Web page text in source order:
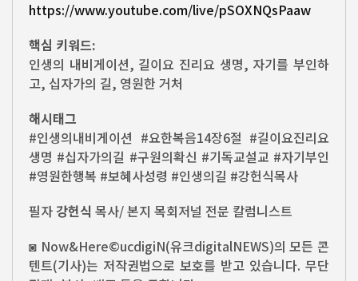
https://www.youtube.com/live/pSOXNQsPaaw
핵심 키워드:
인생의 내비게이션, 길이요 진리요 생명, 자기를 부인하
고, 십자가의 길, 영원한 거처
해시태그
#인생의내비게이션 #요한복음14장6절 #길이요진리요
생명 #십자가의길 #구원의확신 #기독교설교 #자기부인
#영원한행복 #보혜사성령 #인생의길 #강헌식목사
필자 강헌식 목사/ 본지 목회저널 전문 칼럼니스트
◙ Now&Here©ucdigiN(유크digitalNEWS)의 모든 콘
텐트(기사)는 저작권법으로 보호를 받고 있습니다. 무단